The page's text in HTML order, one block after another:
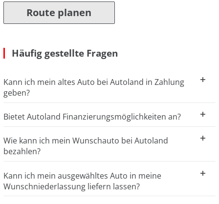
Route planen
Häufig gestellte Fragen
Kann ich mein altes Auto bei Autoland in Zahlung
geben?
Bietet Autoland Finanzierungsmöglichkeiten an?
Wie kann ich mein Wunschauto bei Autoland
bezahlen?
Kann ich mein ausgewähltes Auto in meine
Wunschniederlassung liefern lassen?